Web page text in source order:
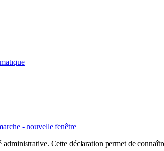
Cette déclaration permet de